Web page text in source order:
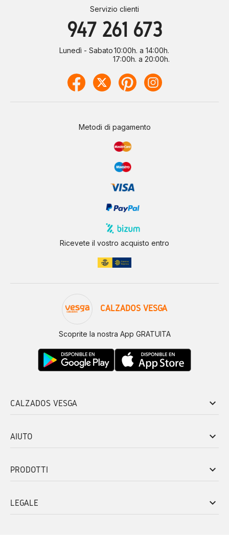
Servizio clienti
947 261 673
Lunedì - Sabato10:00h. a 14:00h.
17:00h. a 20:00h.
Metodi di pagamento
Ricevete il vostro acquisto entro
CALZADOS VESGA
Scoprite la nostra App GRATUITA
CALZADOS VESGA keyboard_arrow_down
AIUTO keyboard_arrow_down
PRODOTTI keyboard_arrow_down
LEGALE keyboard_arrow_down